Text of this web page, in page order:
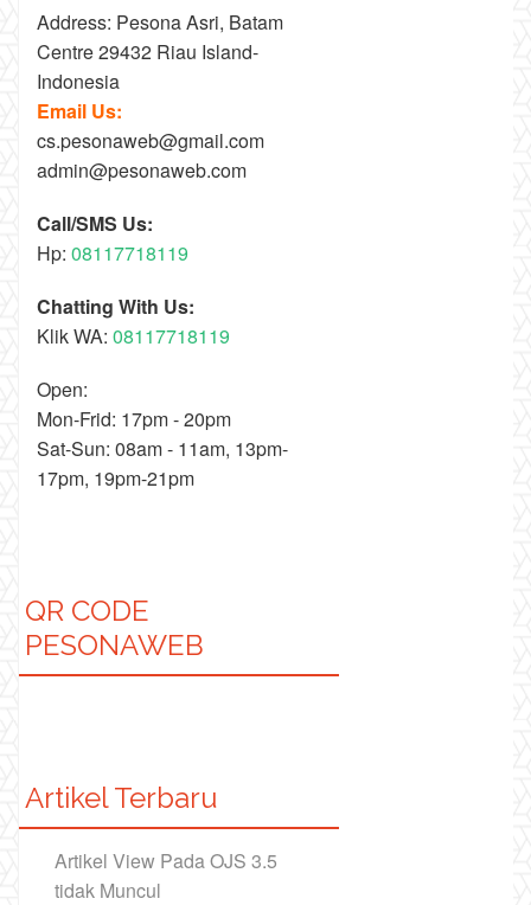
Address: Pesona Asri, Batam
Centre 29432 Riau Island-
Indonesia
Email Us:
cs.pesonaweb@gmail.com
admin@pesonaweb.com
Call/SMS Us:
Hp: 08117718119
Chatting With Us:
Klik WA: 08117718119
Open:
Mon-Frid: 17pm - 20pm
Sat-Sun: 08am - 11am, 13pm-
17pm, 19pm-21pm
QR CODE
PESONAWEB
Artikel Terbaru
Artikel View Pada OJS 3.5
tidak Muncul